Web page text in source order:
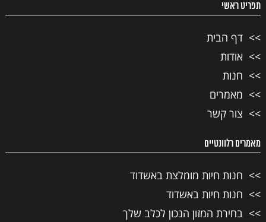
תפריט ראשי
דף הבית
אודות
חנות
מאמרים
צור קשר
מאמרים רלוונטיים
חנות חיות מומלצת באשדוד
חנות חיות באשדוד
בחירת המזון הנכון לכלב שלך